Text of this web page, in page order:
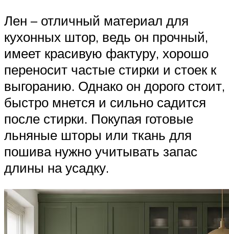
Лен – отличный материал для
кухонных штор, ведь он прочный,
имеет красивую фактуру, хорошо
переносит частые стирки и стоек к
выгоранию. Однако он дорого стоит,
быстро мнется и сильно садится
после стирки. Покупая готовые
льняные шторы или ткань для
пошива нужно учитывать запас
длины на усадку.